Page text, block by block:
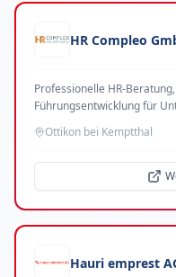
HR Compleo
Professionelle HR-
Führungsentwicklung für
Ottikon bei Kemptthal
Hauri emprest